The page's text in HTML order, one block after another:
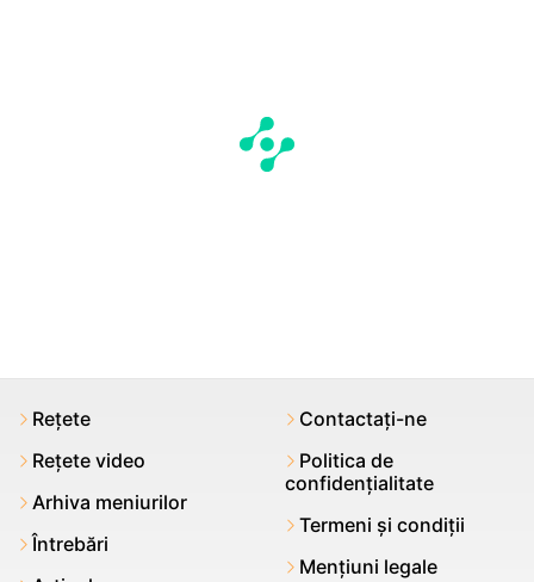
Rețete
Rețete video
Arhiva meniurilor
Întrebări
Contactați-ne
Politica de
confidențialitate
Termeni şi condiții
Mențiuni legale